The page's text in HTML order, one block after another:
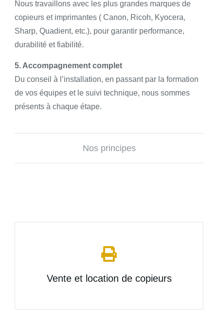
Nous travaillons avec les plus grandes marques de
copieurs et imprimantes ( Canon, Ricoh, Kyocera,
Sharp, Quadient, etc.), pour garantir performance,
durabilité et fiabilité.
5. Accompagnement complet
Du conseil à l’installation, en passant par la formation
de vos équipes et le suivi technique, nous sommes
présents à chaque étape.
Nos principes
Vente et location de copieurs